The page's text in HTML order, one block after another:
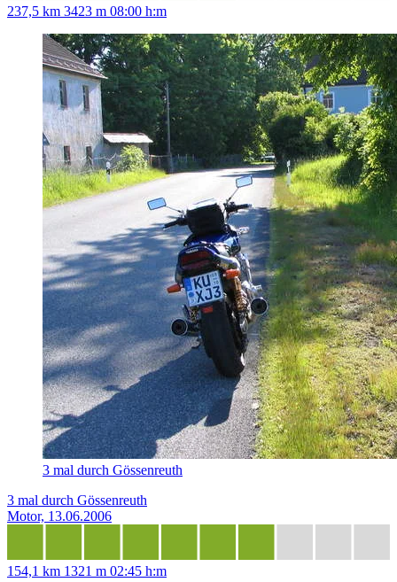
237,5 km 3423 m 08:00 h:m
3 mal durch Gössenreuth
3 mal durch Gössenreuth
Motor, 13.06.2006
154,1 km 1321 m 02:45 h:m